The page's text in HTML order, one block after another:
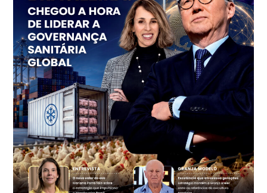
R$ 153,38
cx
Ovo Vermelho - Regional
Vermelho
R$ 156,33
cx
Ovo Branco - Regional
Bastos (SP)
R$ 134,40
cx
Ovo Vermelho - Regional
Bastos (SP)